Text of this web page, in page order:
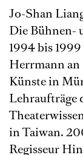
Jo-Shan
Die Bühnen-
1994 bis
Herrmann an
Künste in
Lehraufträge
in Taiwan.
Regisseur